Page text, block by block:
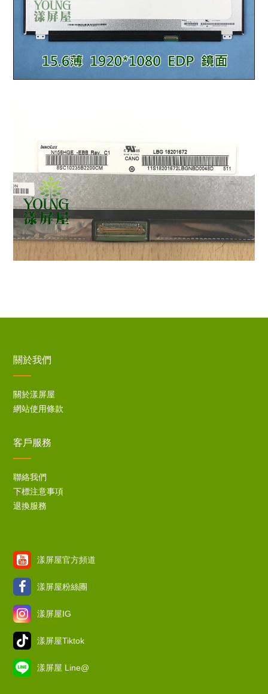
關於我們
關於漾屏屋
網站使用條款
客戶服務
聯絡我們
下標注意事項
退換服務
漾屏屋官方頻道
漾屏屋粉絲團
漾屏屋IG
漾屏屋Tiktok
漾屏屋 Line@